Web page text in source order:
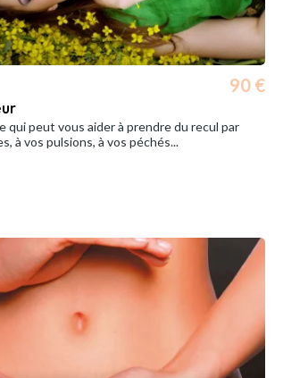
90 €
qui peut vous aider à prendre du recul par
à vos pulsions, à vos péchés...